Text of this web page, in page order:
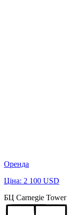
Оренда
Ціна: 2 100 USD
БЦ Carnegie Tower